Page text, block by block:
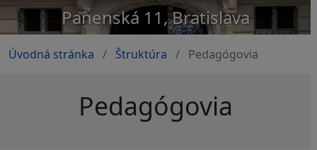
Panenská 11, Bratislava
Úvodná stránka Štruktúra Pedagógovia
Pedagógovia